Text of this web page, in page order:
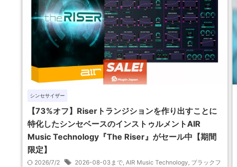
シンセサイザー
【73%オフ】Riserトランジションを作り出すことに
特化したシンセベースのインストゥルメントAIR
Music Technology『The Riser』がセール中【期間
限定】
2026/7/2 2026-08-03まで, AIR Music Technology, ブラックフ